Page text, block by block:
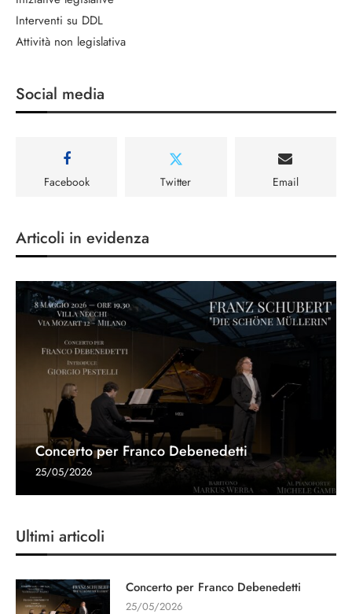
Interventi su DDL
Attività non legislativa
Social media
Facebook Twitter Email
Articoli in evidenza
Concerto per Franco Debenedetti
25/05/2026
Ultimi articoli
Concerto per Franco Debenedetti
25/05/2026